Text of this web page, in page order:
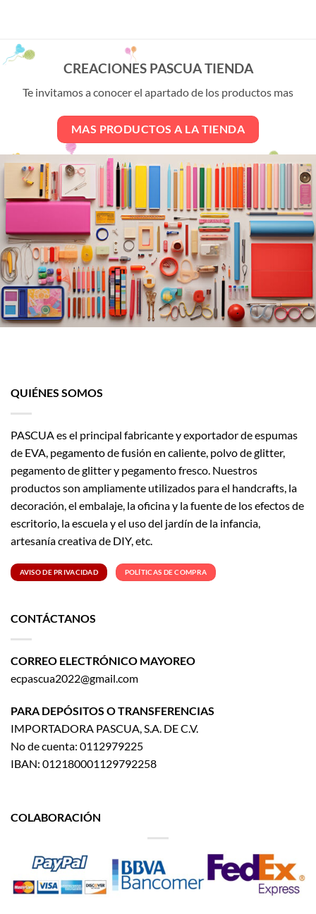
CREACIONES PASCUA TIENDA
Te invitamos a conocer el apartado de los productos mas
MAS PRODUCTOS A LA TIENDA
QUIÉNES SOMOS
PASCUA es el principal fabricante y exportador de espumas
de EVA, pegamento de fusión en caliente, polvo de glitter,
pegamento de glitter y pegamento fresco. Nuestros
productos son ampliamente utilizados para el handcrafts, la
decoración, el embalaje, la oficina y la fuente de los efectos de
escritorio, la escuela y el uso del jardín de la infancia,
artesanía creativa de DIY, etc.
AVISO DE PRIVACIDAD POLÍTICAS DE COMPRA
CONTÁCTANOS
CORREO ELECTRÓNICO MAYOREO
ecpascua2022@gmail.com
PARA DEPÓSITOS O TRANSFERENCIAS
IMPORTADORA PASCUA, S.A. DE C.V.
No de cuenta: 0112979225
IBAN: 012180001129792258
COLABORACIÓN